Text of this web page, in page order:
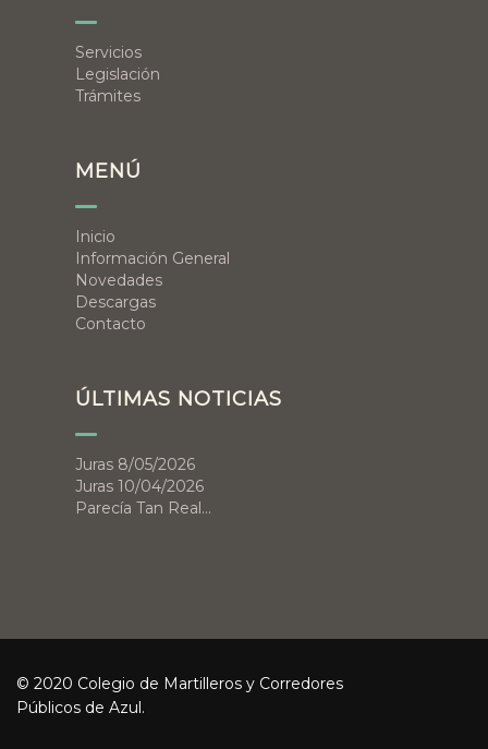
Servicios
Legislación
Trámites
MENÚ
Inicio
Información General
Novedades
Descargas
Contacto
ÚLTIMAS NOTICIAS
Juras 8/05/2026
Juras 10/04/2026
Parecía Tan Real…
© 2020 Colegio de Martilleros y Corredores
Públicos de Azul.